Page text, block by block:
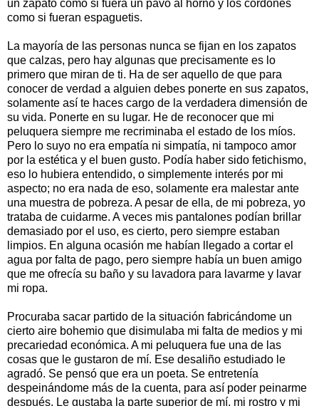
un zapato como si fuera un pavo al horno y los cordones
como si fueran espaguetis.
La mayoría de las personas nunca se fijan en los zapatos
que calzas, pero hay algunas que precisamente es lo
primero que miran de ti. Ha de ser aquello de que para
conocer de verdad a alguien debes ponerte en sus zapatos,
solamente así te haces cargo de la verdadera dimensión de
su vida. Ponerte en su lugar. He de reconocer que mi
peluquera siempre me recriminaba el estado de los míos.
Pero lo suyo no era empatía ni simpatía, ni tampoco amor
por la estética y el buen gusto. Podía haber sido fetichismo,
eso lo hubiera entendido, o simplemente interés por mi
aspecto; no era nada de eso, solamente era malestar ante
una muestra de pobreza. A pesar de ella, de mi pobreza, yo
trataba de cuidarme. A veces mis pantalones podían brillar
demasiado por el uso, es cierto, pero siempre estaban
limpios. En alguna ocasión me habían llegado a cortar el
agua por falta de pago, pero siempre había un buen amigo
que me ofrecía su baño y su lavadora para lavarme y lavar
mi ropa.
Procuraba sacar partido de la situación fabricándome un
cierto aire bohemio que disimulaba mi falta de medios y mi
precariedad económica. A mi peluquera fue una de las
cosas que le gustaron de mí. Ese desaliño estudiado le
agradó. Se pensó que era un poeta. Se entretenía
despeinándome más de la cuenta, para así poder peinarme
después. Le gustaba la parte superior de mí, mi rostro y mi